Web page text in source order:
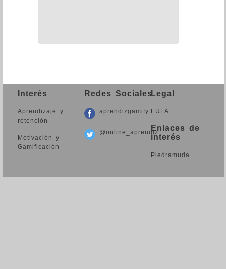
Interés
Aprendizaje y
retención
Motivación y
Gamificación
Redes Sociales
aprendizgamify
@online_aprendiz
Legal
EULA
Enlaces de
interés
Piedramuda